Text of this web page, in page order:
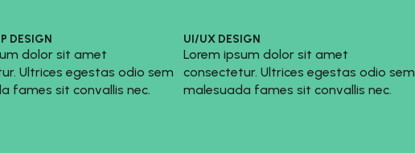
DESIGN
dolor sit amet
Ultrices egestas odio sem
fames sit convallis nec.
UI/UX DESIGN
Lorem ipsum dolor sit amet
consectetur. Ultrices egestas odio sem
malesuada fames sit convallis nec.